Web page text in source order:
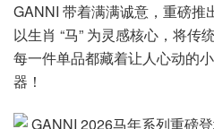
GANNI 带着满满诚意，重磅推
以生肖 “马” 为灵感核心，将传
每一件单品都藏着让人心动的
器！